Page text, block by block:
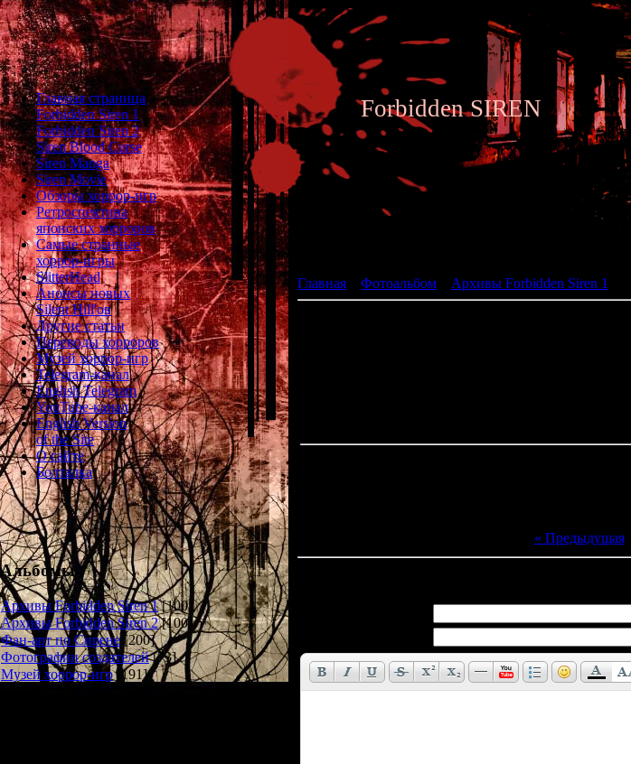
Главная страница
Forbidden Siren 1
Forbidden Siren 2
Siren Blood Curse
Siren Manga
Siren Movie
Обзоры хоррор-игр
Ретроспектива
японских хорроров
Самые странные
хоррор-игры
SlitterHead
Анонсы новых
Silent Hill'ов
Другие статьи
Переводы хорроров
Музей хоррор-игр
Telegram-канал
English Telegram
YouTube-канал
English Version
of the Site
О сайте
Болталка
Альбомы
Архивы Forbidden Siren 1 [100]
Архивы Forbidden Siren 2 [100]
Фан-арт по Сирене [200]
Фотографии создателей [73]
Музей хоррор-игр
[191]
Forbidden SIREN
Главная Фотоальбом Архивы Forbidden Siren 1
« Предыдущая|